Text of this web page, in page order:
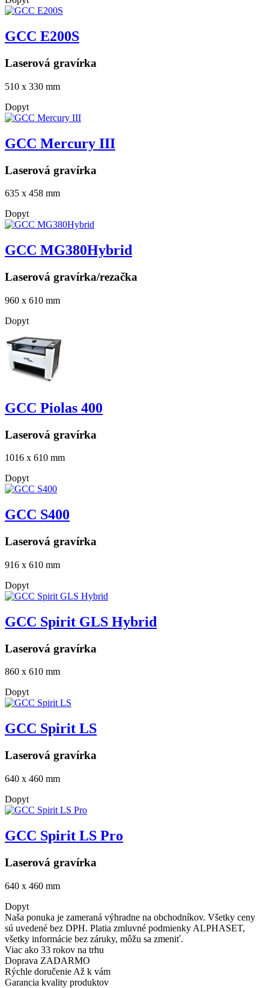
GCC E200S
Laserová gravírka
510 x 330 mm
Dopyt
GCC Mercury III
Laserová gravírka
635 x 458 mm
Dopyt
GCC MG380Hybrid
Laserová gravírka/rezačka
960 x 610 mm
Dopyt
GCC Piolas 400
Laserová gravírka
1016 x 610 mm
Dopyt
GCC S400
Laserová gravírka
916 x 610 mm
Dopyt
GCC Spirit GLS Hybrid
Laserová gravírka
860 x 610 mm
Dopyt
GCC Spirit LS
Laserová gravírka
640 x 460 mm
Dopyt
GCC Spirit LS Pro
Laserová gravírka
640 x 460 mm
Dopyt
Naša ponuka je zameraná výhradne na obchodníkov. Všetky ceny
sú uvedené bez DPH. Platia zmluvné podmienky ALPHASET,
všetky informácie bez záruky, môžu sa zmeniť.
Viac ako 33 rokov na trhu
Doprava ZADARMO
Rýchle doručenie Až k vám
Garancia kvality produktov